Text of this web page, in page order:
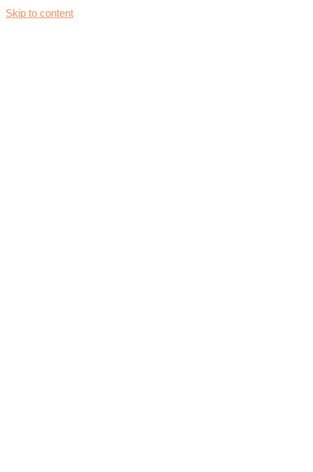
Skip to content